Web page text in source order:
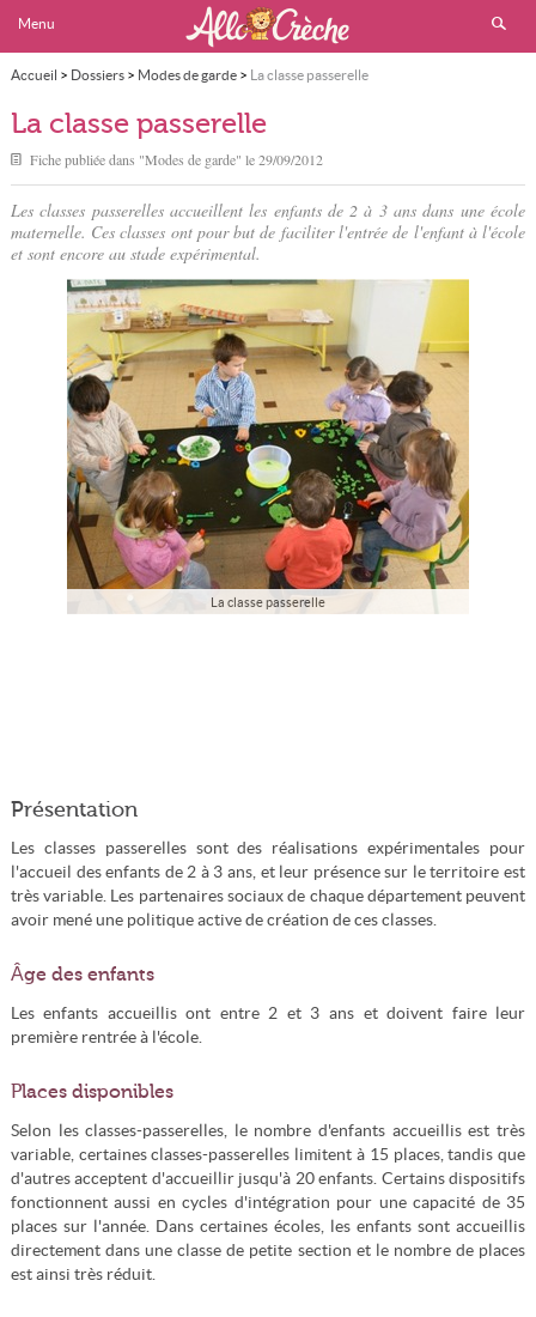
Menu
Accueil > Dossiers> Modes de garde> La classe passerelle
La classe passerelle
Fiche publiée dans "Modes de garde" le29/09/2012
Les classes passerelles accueillent les enfants de 2 à 3 ans dans une école
maternelle. Ces classes ont pour but de faciliter l'entrée de l'enfant à l'école
et sont encore au stade expérimental.
La classe passerelle
Présentation
Les classes passerelles sont des réalisations expérimentales pour
l'accueil des enfants de 2 à 3 ans, et leur présence sur le territoire est
très variable. Les partenaires sociaux de chaque département peuvent
avoir mené une politique active de création de ces classes.
Âge des enfants
Les enfants accueillis ont entre 2 et 3 ans et doivent faire leur
première rentrée à l'école.
Places disponibles
Selon les classes-passerelles, le nombre d'enfants accueillis est très
variable, certaines classes-passerelles limitent à 15 places, tandis que
d'autres acceptent d'accueillir jusqu'à 20 enfants. Certains dispositifs
fonctionnent aussi en cycles d'intégration pour une capacité de 35
places sur l'année. Dans certaines écoles, les enfants sont accueillis
directement dans une classe de petite section et le nombre de places
est ainsi très réduit.